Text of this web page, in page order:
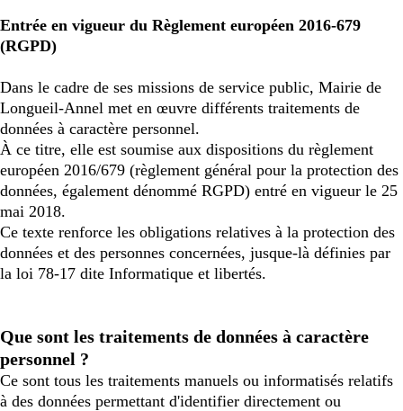
Entrée en vigueur du Règlement européen 2016-679
(RGPD)
Dans le cadre de ses missions de service public, Mairie de
Longueil-Annel met en œuvre différents traitements de
données à caractère personnel.
À ce titre, elle est soumise aux dispositions du règlement
européen 2016/679 (règlement général pour la protection des
données, également dénommé RGPD) entré en vigueur le 25
mai 2018.
Ce texte renforce les obligations relatives à la protection des
données et des personnes concernées, jusque-là définies par
la loi 78-17 dite Informatique et libertés.
Que sont les traitements de données à caractère
personnel ?
Ce sont tous les traitements manuels ou informatisés relatifs
à des données permettant d'identifier directement ou